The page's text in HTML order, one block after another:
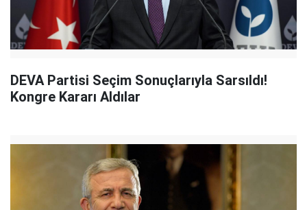
DEVA Partisi Seçim Sonuçlarıyla Sarsıldı!
Kongre Kararı Aldılar